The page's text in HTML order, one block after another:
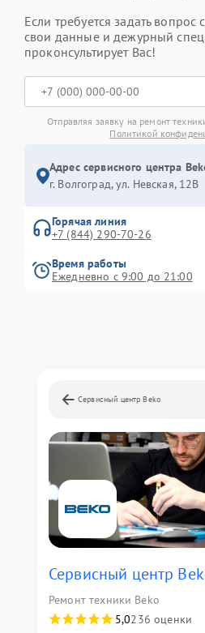
Если требуется задать вопрос
свои данные и дежурный
проконсультирует Вас!
Отправляя заявку на ремонт
Политикой
Адрес сервисного центра
г. Волгоград, ул. Невская, 12В
Горячая линия
+7 (844) 290-70-26
Время работы
Ежедневно с 9:00 до 21:00
Сервисный центр Beko
Сервисный центр
Ремонт техники Beko
5,0236 оценки